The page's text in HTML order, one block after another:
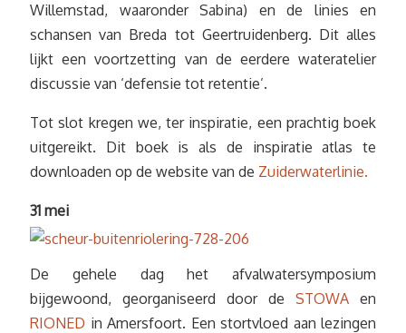
Willemstad, waaronder Sabina) en de linies en
schansen van Breda tot Geertruidenberg. Dit alles
lijkt een voortzetting van de eerdere wateratelier
discussie van ‘defensie tot retentie’.
Tot slot kregen we, ter inspiratie, een prachtig boek
uitgereikt. Dit boek is als de inspiratie atlas te
downloaden op de website van de Zuiderwaterlinie.
31 mei
De gehele dag het afvalwatersymposium
bijgewoond, georganiseerd door de STOWA en
RIONED in Amersfoort. Een stortvloed aan lezingen